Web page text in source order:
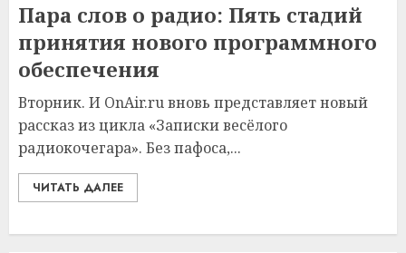
Пара слов о радио: Пять стадий
принятия нового программного
обеспечения
Вторник. И OnAir.ru вновь представляет новый
рассказ из цикла «Записки весёлого
радиокочегара». Без пафоса,...
ЧИТАТЬ ДАЛЕЕ